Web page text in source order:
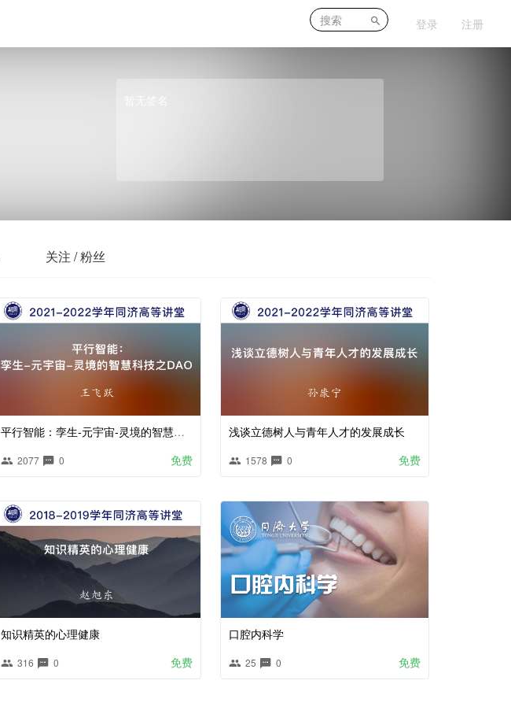
登录 注册
关注 / 粉丝
平行智能：孪生-元宇宙-灵境的智慧科技之DAO
2077 0 免费
浅谈立德树人与青年人才的发展成长
1578 0 免费
知识精英的心理健康
316 0 免费
口腔内科学
25 0 免费